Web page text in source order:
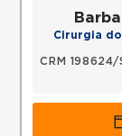
Cirurgia
CRM 198624/